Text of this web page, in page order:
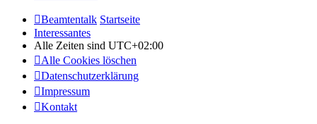
Beamtentalk Startseite
Interessantes
Alle Zeiten sind UTC+02:00
Alle Cookies löschen
Datenschutzerklärung
Impressum
Kontakt